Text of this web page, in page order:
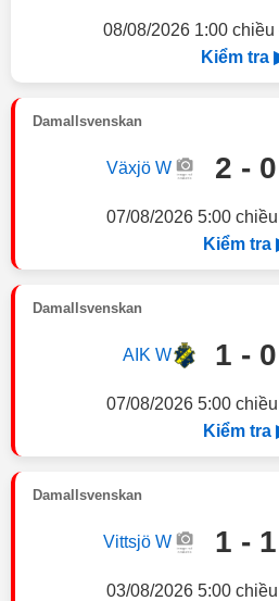
08/08/2026 1:00
Kiểm tra
Damallsvenskan
Växjö W 2 - 0
07/08/2026 5:00
Kiểm tra
Damallsvenskan
AIK W 1 - 0
07/08/2026 5:00
Kiểm tra
Damallsvenskan
Vittsjö W 1 - 1
03/08/2026 5:00